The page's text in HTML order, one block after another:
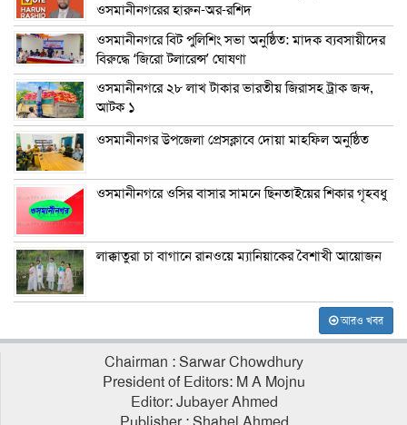
ওসমানীনগরের হারুন-অর-রশিদ
ওসমানীনগরে বিট পুলিশিং সভা অনুষ্ঠিত: মাদক ব্যবসায়ীদের
বিরুদ্ধে ‘জিরো টলারেন্স’ ঘোষণা
ওসমানীনগরে ২৮ লাখ টাকার ভারতীয় জিরাসহ ট্রাক জব্দ,
আটক ১
ওসমানীনগর উপজেলা প্রেসক্লাবে দোয়া মাহফিল অনুষ্ঠিত
ওসমানীনগরে ওসির বাসার সামনে ছিনতাইয়ের শিকার গৃহবধু
লাক্কাতুরা চা বাগানে রানওয়ে ম্যানিয়াকের বৈশাখী আয়োজন
আরও খবর
Chairman : Sarwar Chowdhury
President of Editors: M A Mojnu
Editor: Jubayer Ahmed